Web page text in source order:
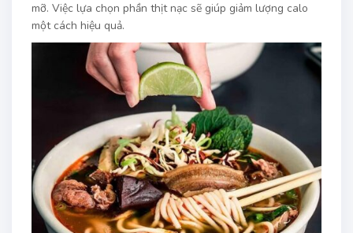
mỡ. Việc lựa chọn phần thịt nạc sẽ giúp giảm lượng calo
một cách hiệu quả.